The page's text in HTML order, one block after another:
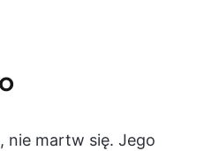
nie martw się. Jego